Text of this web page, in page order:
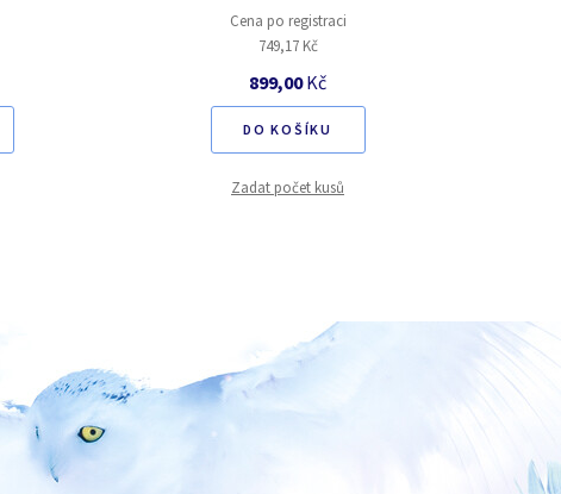
Cena po registraci
749,17 Kč
899,00Kč
DO KOŠÍKU
Zadat počet kusů